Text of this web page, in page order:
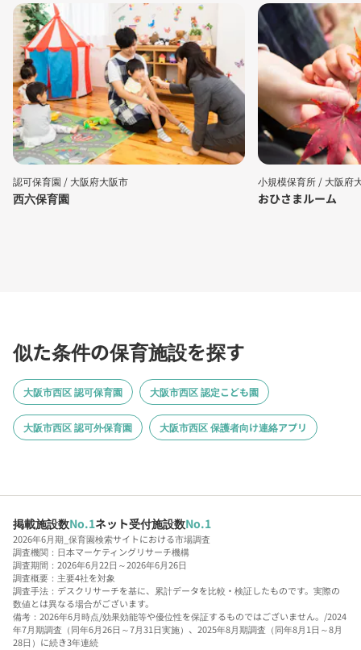
認可保育園 / 大阪府大阪市
西六保育園
小規模保育所 / 大阪府
おひさまルーム
似た条件の保育施設を探す
大阪市西区 認可保育園 大阪市西区 認定こども園
大阪市西区 認可外保育園 大阪市西区 保護者向け連絡アプリ
掲載施設数No.1ネット受付施設数No.1
2026年6月期_保育園検索サイトにおける市場調査
調査機関：日本マーケティングリサーチ機構
調査期間：2026年6月22日～2026年6月26日
調査概要：主要4社を対象
調査手法：デスクリサーチを基に、累計データを比較・検証したものです。実際の
数値とは異なる場合がございます。
備考：2026年6月時点/効果効能等や優位性を保証するものではございません。/2024
年7月期調査（同年6月26日～7月31日実施）、2025年8月期調査（同年8月1日～8月
28日）に続き3年連続